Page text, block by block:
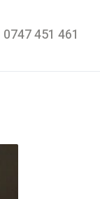
0747 451 461